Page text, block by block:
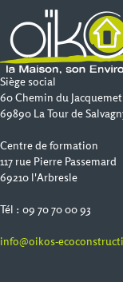
Siège social
60 Chemin du Jacquemet
69890 La Tour de
Centre de formation
117 rue Pierre Passemard
69210 l'Arbresle
Tél : 09 70 70 00 93
info@oikos-